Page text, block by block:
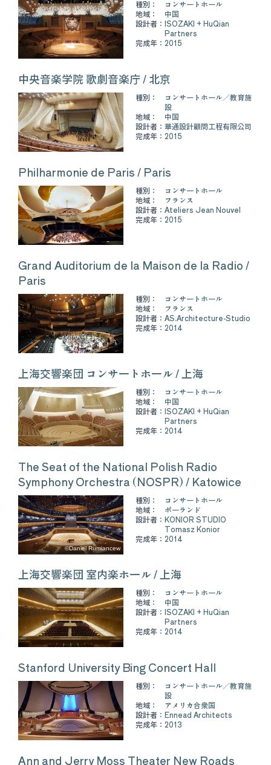
種別：
コンサートホール
地域：
中国
設計者： ISOZAKI + HuQian
Partners
完成年： 2015
中央音楽学院 歌劇音楽庁 / 北京
種別： コンサートホール
教育施
設
地域：
中国
設計者： 華通設計顧問工程有限公司
完成年： 2015
Philharmonie de Paris / Paris
種別：
コンサートホール
地域：
フランス
設計者： Ateliers Jean Nouvel
完成年： 2015
Grand Auditorium de la Maison de la Radio /
Paris
種別：
コンサートホール
地域：
フランス
設計者： AS.Architecture-Studio
完成年： 2014
上海交響楽団 コンサートホール / 上海
種別：
コンサートホール
地域：
中国
設計者： ISOZAKI + HuQian
Partners
完成年： 2014
©Daniel Rumiancew
The Seat of the National Polish Radio
Symphony Orchestra (NOSPR) / Katowice
種別：
コンサートホール
地域：
ポーランド
設計者： KONIOR STUDIO
Tomasz Konior
完成年： 2014
上海交響楽団 室内楽ホール / 上海
種別：
コンサートホール
地域：
中国
設計者： ISOZAKI + HuQian
Partners
完成年： 2014
Stanford University Bing Concert Hall
種別： コンサートホール
教育施
設
地域：
アメリカ合衆国
設計者： Ennead Architects
完成年： 2013
Ann and Jerry Moss Theater New Roads